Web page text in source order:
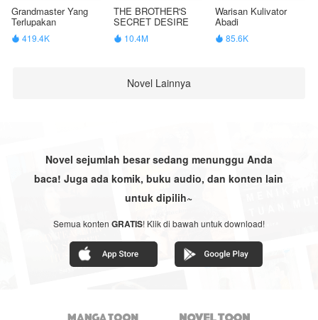
Grandmaster Yang
Terlupakan
 419.4K
THE BROTHER'S
SECRET DESIRE
 10.4M
Warisan Kulivator
Abadi
 85.6K
Novel Lainnya
Novel sejumlah besar sedang menunggu Anda
baca! Juga ada komik, buku audio, dan konten lain
untuk dipilih~
Semua konten GRATIS! Klik di bawah untuk download!